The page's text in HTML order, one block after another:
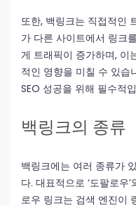
또한, 백링크는 직접적인
가 다른 사이트에서 링크
게 트래픽이 증가하며, 이
적인 영향을 미칠 수 있습
SEO 성공을 위해 필수적
백링크의 종류
백링크에는 여러 종류가
다. 대표적으로 ‘도팔로우
로우 링크는 검색 엔진이